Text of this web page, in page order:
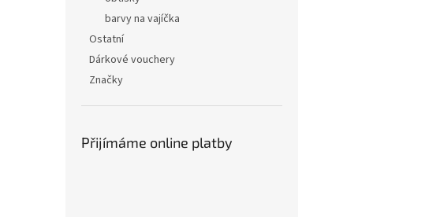
barvy na vajíčka
Ostatní
Dárkové vouchery
Značky
Přijímáme online platby